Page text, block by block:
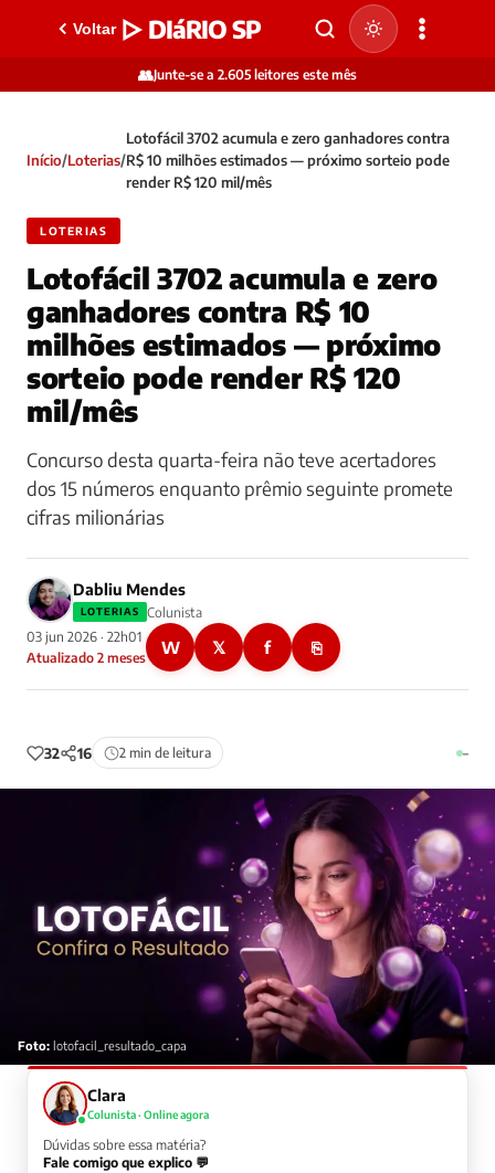
Voltar ▷ DIáRIO SP
👥Junte-se a 2.605 leitores este mês
Início/Loterias/
Lotofácil 3702 acumula e zero ganhadores contra
R$ 10 milhões estimados — próximo sorteio pode
render R$ 120 mil/mês
LOTERIAS
Lotofácil 3702 acumula e zero
ganhadores contra R$ 10
milhões estimados — próximo
sorteio pode render R$ 120
mil/mês
Concurso desta quarta-feira não teve acertadores
dos 15 números enquanto prêmio seguinte promete
cifras milionárias
Dabliu Mendes
LOTERIAS
Colunista
03 jun 2026 · 22h01
Atualizado 2 meses
W 𝕏 f ⎘
32 16 2 min de leitura –
Foto: lotofacil_resultado_capa
Clara
Colunista · Online agora
Dúvidas sobre essa matéria?
Fale comigo que explico 💬